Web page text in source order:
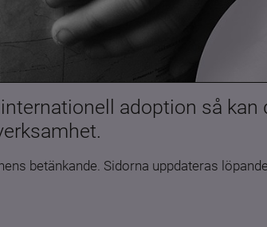
adoption så kan
betänkande. Sidorna uppdateras